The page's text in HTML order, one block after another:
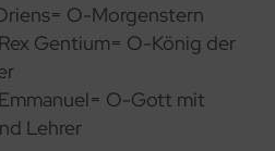
O-Morgenstern
Gentium= O-König der
O-Gott mit
Lehrer